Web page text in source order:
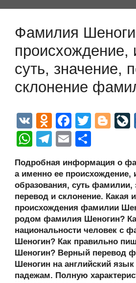
Фамилия
происхождение,
суть, значение,
склонение
V
K
O
d
n
o
kl
a
ss
ni
ki
F
a
c
e
b
o
o
k
T
er
Bl
g
er
W
at
s
A
p
p
T
e
gr
a
m
E
ail р
а
в
и
ть
Подробная информация о
а именно ее происхождение,
образования, суть фамилии,
перевод и склонение. Какая
происхождения фамилии
родом фамилия Шеногин?
национальности человек с
Шеногин? Как правильно
Шеногин? Верный перевод
Шеногин на английский
падежам. Полную